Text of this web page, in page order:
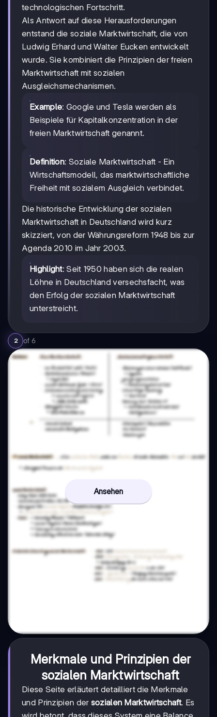
technologischen Fortschritt.
Als Antwort auf diese Herausforderungen
entstand die soziale Marktwirtschaft, die von
Ludwig Erhard und Walter Eucken entwickelt
wurde. Sie kombiniert die Prinzipien der freien
Marktwirtschaft mit sozialen
Ausgleichsmechanismen.
Example: Google und Tesla werden als
Beispiele für Kapitalkonzentration in der
freien Marktwirtschaft genannt.
Definition: Soziale Marktwirtschaft - Ein
Wirtschaftsmodell, das marktwirtschaftliche
Freiheit mit sozialem Ausgleich verbindet.
Die historische Entwicklung der sozialen
Marktwirtschaft in Deutschland wird kurz
skizziert, von der Währungsreform 1948 bis zur
Agenda 2010 im Jahr 2003.
Highlight: Seit 1950 haben sich die realen
Löhne in Deutschland versechsfacht, was
den Erfolg der sozialen Marktwirtschaft
unterstreicht.
2 of 6
Ansehen
Merkmale und Prinzipien der
sozialen Marktwirtschaft
Diese Seite erläutert detailliert die Merkmale
und Prinzipien der sozialen Marktwirtschaft. Es